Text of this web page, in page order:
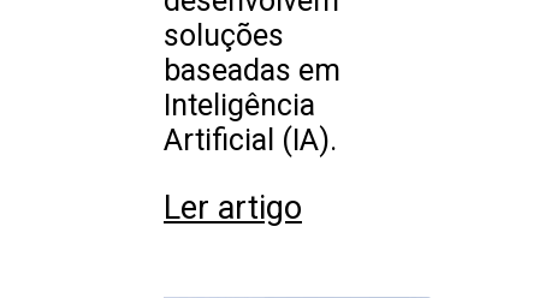
soluções
baseadas em
Inteligência
Artificial (IA).
Ler artigo